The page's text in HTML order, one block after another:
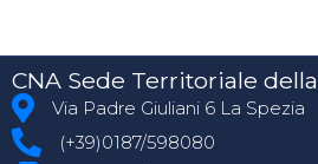
CNA Sede Territoriale
Via Padre Giuliani 6 La Spezia
(+39)0187/598080